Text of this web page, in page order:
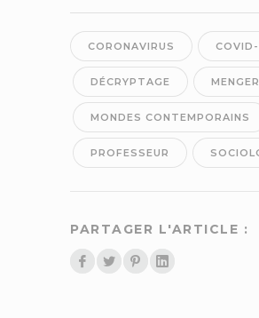
CORONAVIRUS COVID-
DÉCRYPTAGE MENGER
MONDES CONTEMPORAINS
PROFESSEUR
PARTAGER L'ARTICLE :